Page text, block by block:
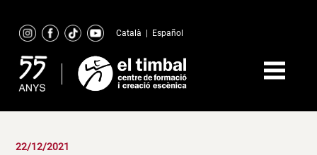
content
Català Español
22/12/2021